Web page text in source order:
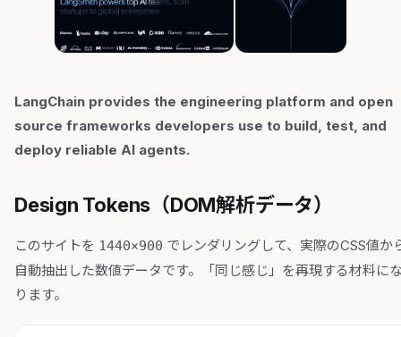
LangChain provides the engineering platform and open
source frameworks developers use to build, test, and
deploy reliable AI agents.
Design Tokens（DOM解析データ）
このサイトを 1440×900 でレンダリングして、実際のCSS値か
自動抽出した数値データです。「同じ感じ」を再現する材料に
ります。